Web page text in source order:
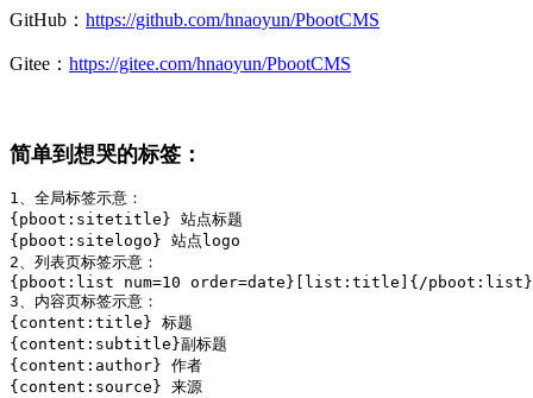
GitHub： https://github.com/hnaoyun/PbootCMS
Gitee： https://gitee.com/hnaoyun/PbootCMS
简单到想哭的标签：
1、全局标签示意：
{pboot:sitetitle} 站点标题
{pboot:sitelogo} 站点logo
2、列表页标签示意：
{pboot:list num=10 order=date}[list:title]{/pboot:list}
3、内容页标签示意：
{content:title} 标题
{content:subtitle}副标题
{content:author} 作者
{content:source} 来源